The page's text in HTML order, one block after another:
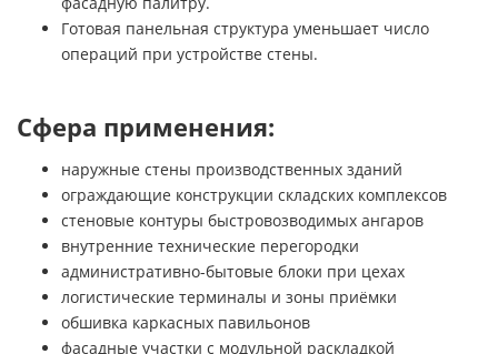
Готовая панельная структура уменьшает число
операций при устройстве стены.
Сфера применения:
наружные стены производственных зданий
ограждающие конструкции складских комплексов
стеновые контуры быстровозводимых ангаров
внутренние технические перегородки
административно-бытовые блоки при цехах
логистические терминалы и зоны приёмки
обшивка каркасных павильонов
фасадные участки с модульной раскладкой